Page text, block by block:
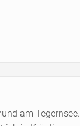
am Tegernsee.